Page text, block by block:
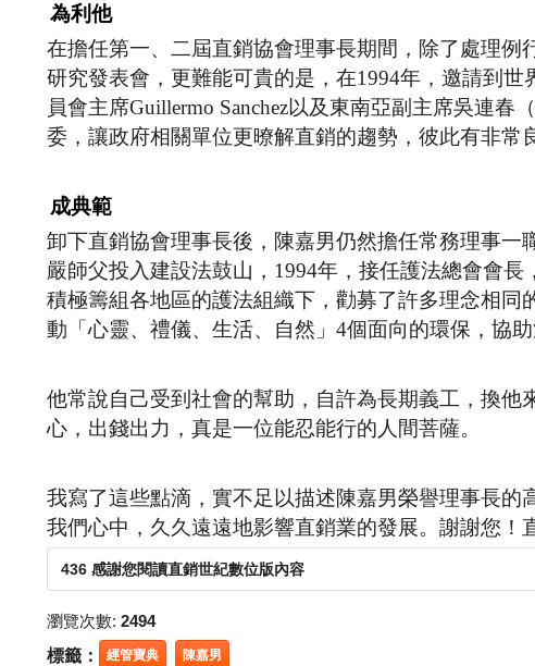
為利他
在擔任第一、二屆直銷協會理事長期間，除了處理
研究發表會，更難能可貴的是，在1994年，邀請到世
員會主席Guillermo Sanchez以及東南亞副主席吳連
委，讓政府相關單位更暸解直銷的趨勢，彼此有非常
成典範
卸下直銷協會理事長後，陳嘉男仍然擔任常務理事
嚴師父投入建設法鼓山，1994年，接任護法總會會
積極籌組各地區的護法組織下，勸募了許多理念相
動「心靈、禮儀、生活、自然」4個面向的環保，協助
他常說自己受到社會的幫助，自許為長期義工，換
心，出錢出力，真是一位能忍能行的人間菩薩。
我寫了這些點滴，實不足以描述陳嘉男榮譽理事長
我們心中，久久遠遠地影響直銷業的發展。謝謝您！
436 感謝您閱讀直銷世紀數位版內容
瀏覽次數: 2494
標籤： 經管寶典 陳嘉男